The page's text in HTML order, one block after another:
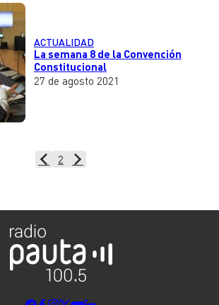
ACTUALIDAD
La semana 8 de la Convención
Constitucional
27 de agosto 2021
2